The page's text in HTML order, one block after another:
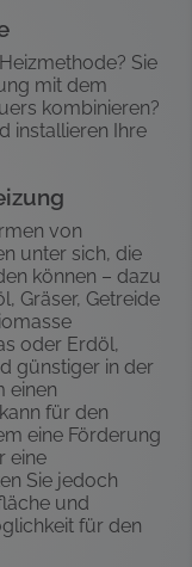
Sie
mit dem
kombinieren?
installieren Ihre
von
unter sich, die
können – dazu
Gräser, Getreide
oder Erdöl,
günstiger in der
einen
für den
eine Förderung
eine
Sie jedoch
und
für den